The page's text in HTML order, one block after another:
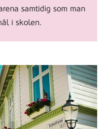
samtidig som man
i skolen.